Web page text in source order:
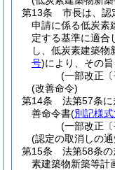
第13条
市長は、認
申請に係る低炭素
定する基準に適合
し、低炭素建築物
号)により、その
(一部改正
(改善命令)
第14条
法第57条
善命令書(別記様
(一部改正
(認定の取消しの
第15条
法第58条
素建築物新築等計